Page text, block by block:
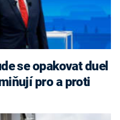
pro a proti